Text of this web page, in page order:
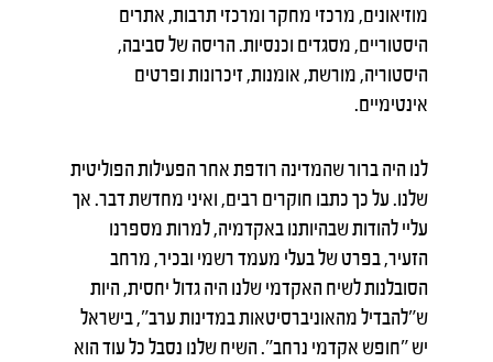
מוזיאונים, מרכזי מחקר ומרכזי תרבות, אתרים
היסטוריים, מסגדים וכנסיות. הריסה של סביבה,
היסטוריה, מורשת, אומנות, זיכרונות ופרטים
אינטימיים.
לנו היה ברור שהמדינה רודפת אחר הפעילות הפוליטית
שלנו. על כך כתבו חוקרים רבים, ואיני מחדשת דבר. אך
עליי להודות שבהיותנו באקדמיה, למרות מספרנו
הזעיר, בפרט של בעלי מעמד רשמי ובכיר, מרחב
הסובלנות לשיח האקדמי שלנו היה גדול יחסית, היות
ש״להבדיל מהאוניברסיטאות במדינות ערב״, בישראל
יש ״חופש אקדמי נרחב״. השיח שלנו נסבל כל עוד הוא